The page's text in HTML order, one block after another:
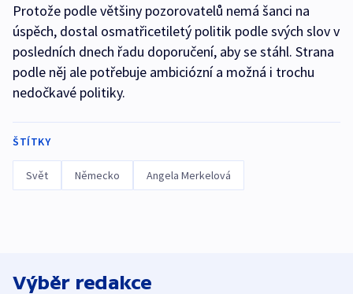
Protože podle většiny pozorovatelů nemá šanci na
úspěch, dostal osmatřicetiletý politik podle svých slov v
posledních dnech řadu doporučení, aby se stáhl. Strana
podle něj ale potřebuje ambiciózní a možná i trochu
nedočkavé politiky.
ŠTÍTKY
Svět Německo Angela Merkelová
Výběr redakce